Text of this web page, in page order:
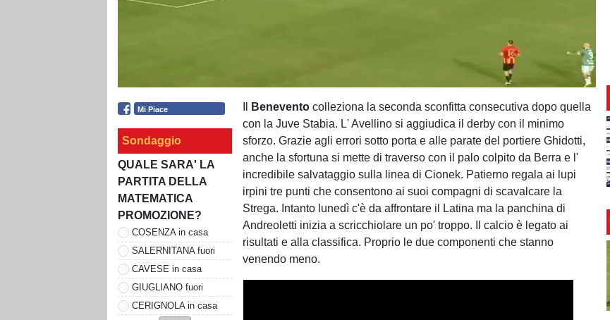
Mi Piace
Sondaggio
QUALE SARA' LA
PARTITA DELLA
MATEMATICA
PROMOZIONE?
COSENZA in casa
SALERNITANA fuori
CAVESE in casa
GIUGLIANO fuori
CERIGNOLA in casa
Benevento colleziona la seconda sconfitta consecutiva dopo quella
con la Juve Stabia. L' Avellino si aggiudica il derby con il minimo
sforzo. Grazie agli errori sotto porta e alle parate del portiere Ghidotti,
anche la sfortuna si mette di traverso con il palo colpito da Berra e l'
incredibile salvataggio sulla linea di Cionek. Patierno regala ai lupi
irpini tre punti che consentono ai suoi compagni di scavalcare la
Strega. Intanto lunedì c'è da affrontare il Latina ma la panchina di
Andreoletti inizia a scricchiolare un po' troppo. Il calcio è legato ai
risultati e alla classifica. Proprio le due componenti che stanno
venendo meno.